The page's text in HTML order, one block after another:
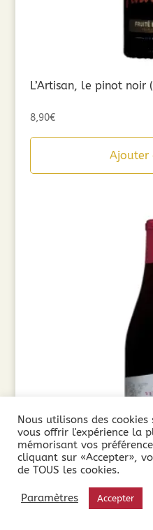
L’Artisan, le pinot noir
8,90€
Ajouter
Domaine les Verrières
9,75€
Nous utilisons des
vous offrir l'expérience la
mémorisant vos
cliquant sur «Accepter»,
de TOUS les cookies.
Paramètres Accepter